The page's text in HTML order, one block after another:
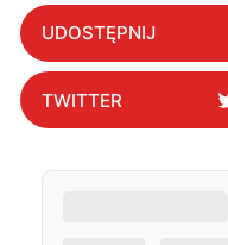
UDOSTĘPNIJ
TWITTER